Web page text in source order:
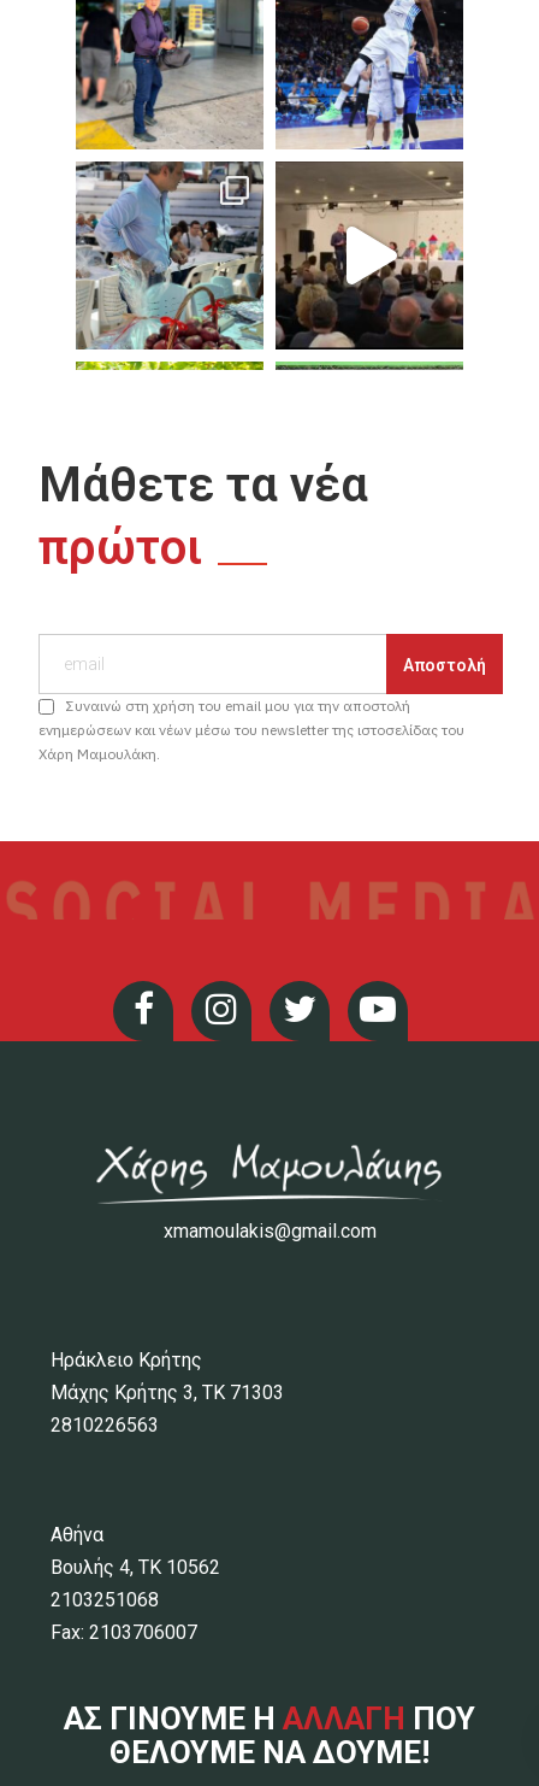
Μάθετε τα νέα
πρώτοι
Συναινώ στη χρήση του email μου για την αποστολή
ενημερώσεων και νέων μέσω του newsletter της ιστοσελίδας του
Χάρη Μαμουλάκη.
xmamoulakis@gmail.com
Ηράκλειο Κρήτης
Μάχης Κρήτης 3, ΤΚ 71303
2810226563
Αθήνα
Βουλής 4, ΤΚ 10562
2103251068
Fax: 2103706007
ΑΣ ΓΙΝΟΥΜΕ Η ΑΛΛΑΓΗ ΠΟΥ
ΘΕΛΟΥΜΕ ΝΑ ΔΟΥΜΕ!